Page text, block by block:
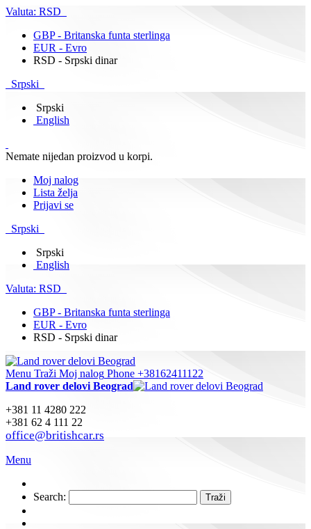
Valuta: RSD
GBP - Britanska funta sterlinga
EUR - Evro
RSD - Srpski dinar
Srpski
Srpski
English
Nemate nijedan proizvod u korpi.
Moj nalog
Lista želja
Prijavi se
Srpski
Srpski
English
Valuta: RSD
GBP - Britanska funta sterlinga
EUR - Evro
RSD - Srpski dinar
Menu Traži Moj nalog Phone +38162411122
Land rover delovi Beograd
+381 11 4280 222
+381 62 4 111 22
office@britishcar.rs
Menu
Search: Traži